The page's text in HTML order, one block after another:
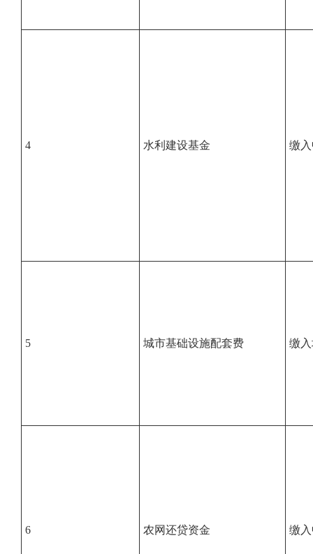
4 水利建设基金 缴
5 城市基础设施配套费 缴
6 农网还贷资金 缴